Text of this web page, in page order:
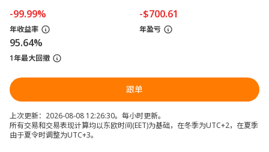
-99.99%
年收益率
-$700.61
年盈亏
95.64%
1年最大回撤
跟单
上次更新：2026-08-08 12:26:30。每小时更新。
所有交易和交易表现计算均以东欧时间(EET)为基础，在冬季为UTC+2，在夏季
由于夏令时调整为UTC+3。